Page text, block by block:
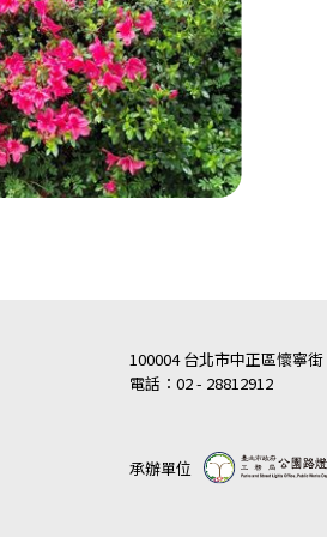
100004 台北市中正區懷寧街
電話：02 - 28812912
承辦單位